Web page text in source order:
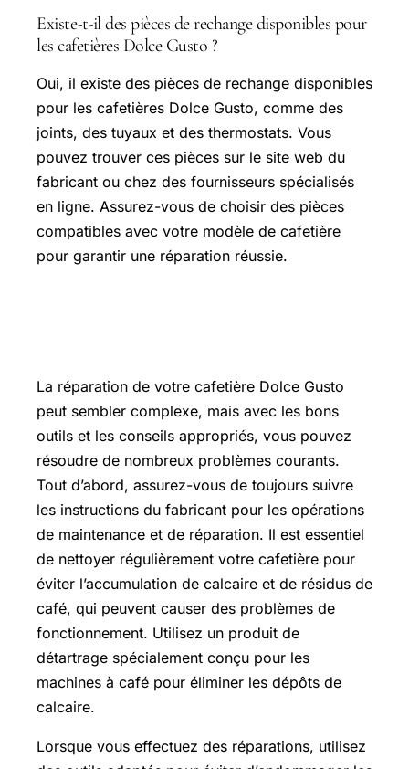
Existe-t-il des pièces de rechange disponibles pour
les cafetières Dolce Gusto ?
Oui, il existe des pièces de rechange disponibles
pour les cafetières Dolce Gusto, comme des
joints, des tuyaux et des thermostats. Vous
pouvez trouver ces pièces sur le site web du
fabricant ou chez des fournisseurs spécialisés
en ligne. Assurez-vous de choisir des pièces
compatibles avec votre modèle de cafetière
pour garantir une réparation réussie.
La réparation de votre cafetière Dolce Gusto
peut sembler complexe, mais avec les bons
outils et les conseils appropriés, vous pouvez
résoudre de nombreux problèmes courants.
Tout d’abord, assurez-vous de toujours suivre
les instructions du fabricant pour les opérations
de maintenance et de réparation. Il est essentiel
de nettoyer régulièrement votre cafetière pour
éviter l’accumulation de calcaire et de résidus de
café, qui peuvent causer des problèmes de
fonctionnement. Utilisez un produit de
détartrage spécialement conçu pour les
machines à café pour éliminer les dépôts de
calcaire.
Lorsque vous effectuez des réparations, utilisez